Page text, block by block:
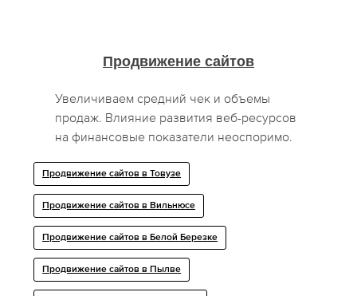
Продвижение сайтов
Увеличиваем средний чек и объемы
продаж. Влияние развития веб-ресурсов
на финансовые показатели неоспоримо.
Продвижение сайтов в Товузе
Продвижение сайтов в Вильнюсе
Продвижение сайтов в Белой Березке
Продвижение сайтов в Пылве